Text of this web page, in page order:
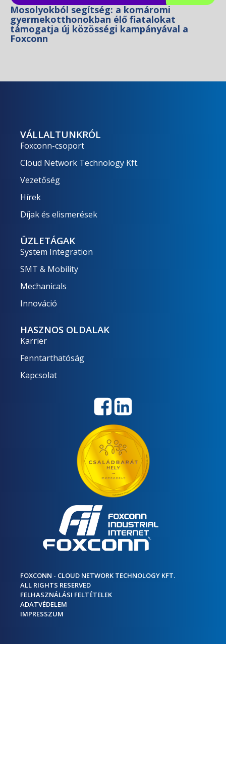
Mosolyokból segítség: a komáromi
gyermekotthonokban élő fiatalokat
támogatja új közösségi kampányával a
Foxconn
VÁLLALTUNKRÓL
Foxconn-csoport
Cloud Network Technology Kft.
Vezetőség
Hírek
Díjak és elismerések
ÜZLETÁGAK
System Integration
SMT & Mobility
Mechanicals
Innováció
HASZNOS OLDALAK
Karrier
Fenntarthatóság
Kapcsolat
FOXCONN - CLOUD NETWORK TECHNOLOGY KFT.
ALL RIGHTS RESERVED
FELHASZNÁLÁSI FELTÉTELEK
ADATVÉDELEM
IMPRESSZUM